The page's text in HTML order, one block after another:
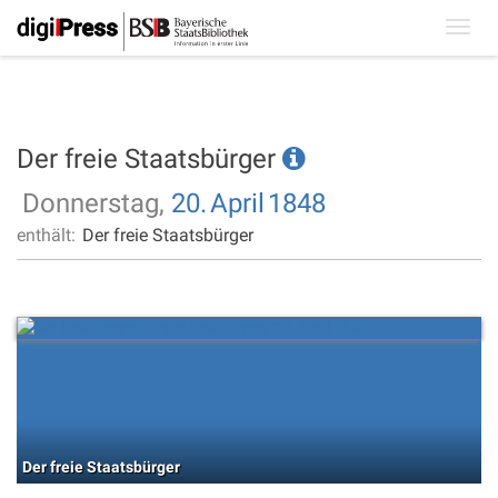
Der freie Staatsbürger
Donnerstag, 20.April 1848
enthält: Der freie Staatsbürger
Der freie Staatsbürger